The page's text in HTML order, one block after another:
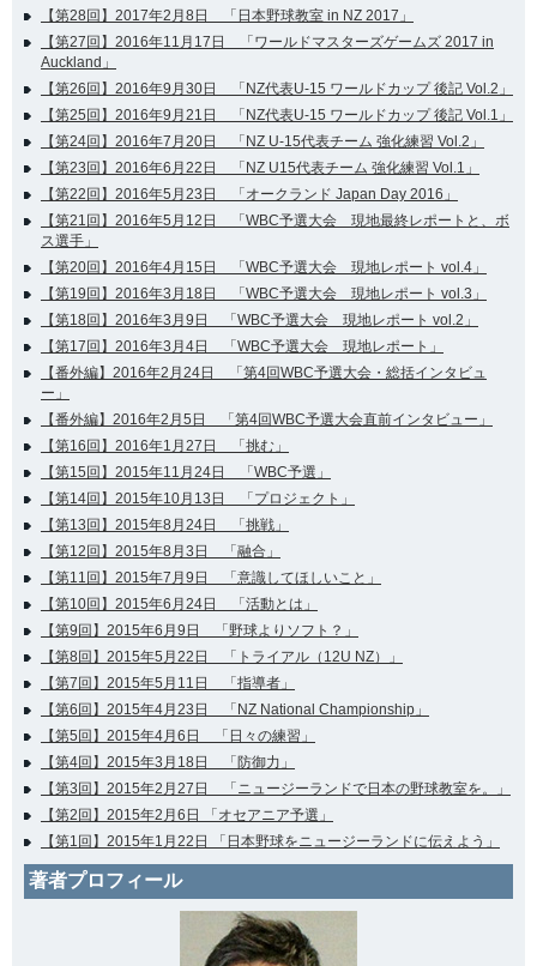
【第28回】2017年2月8日 「日本野球教室 in NZ 2017」
【第27回】2016年11月17日 「ワールドマスターズゲームズ 2017 in
Auckland」
【第26回】2016年9月30日 「NZ代表U-15 ワールドカップ 後記 Vol.2」
【第25回】2016年9月21日 「NZ代表U-15 ワールドカップ 後記 Vol.1」
【第24回】2016年7月20日 「NZ U-15代表チーム 強化練習 Vol.2」
【第23回】2016年6月22日 「NZ U15代表チーム 強化練習 Vol.1」
【第22回】2016年5月23日 「オークランド Japan Day 2016」
【第21回】2016年5月12日 「WBC予選大会 現地最終レポートと、ボ
ス選手」
【第20回】2016年4月15日 「WBC予選大会 現地レポート vol.4」
【第19回】2016年3月18日 「WBC予選大会 現地レポート vol.3」
【第18回】2016年3月9日 「WBC予選大会 現地レポート vol.2」
【第17回】2016年3月4日 「WBC予選大会 現地レポート」
【番外編】2016年2月24日 「第4回WBC予選大会・総括インタビュ
ー」
【番外編】2016年2月5日 「第4回WBC予選大会直前インタビュー」
【第16回】2016年1月27日 「挑む」
【第15回】2015年11月24日 「WBC予選」
【第14回】2015年10月13日 「プロジェクト」
【第13回】2015年8月24日 「挑戦」
【第12回】2015年8月3日 「融合」
【第11回】2015年7月9日 「意識してほしいこと」
【第10回】2015年6月24日 「活動とは」
【第9回】2015年6月9日 「野球よりソフト？」
【第8回】2015年5月22日 「トライアル（12U NZ）」
【第7回】2015年5月11日 「指導者」
【第6回】2015年4月23日 「NZ National Championship」
【第5回】2015年4月6日 「日々の練習」
【第4回】2015年3月18日 「防御力」
【第3回】2015年2月27日 「ニュージーランドで日本の野球教室を。」
【第2回】2015年2月6日 「オセアニア予選」
【第1回】2015年1月22日 「日本野球をニュージーランドに伝えよう」
著者プロフィール